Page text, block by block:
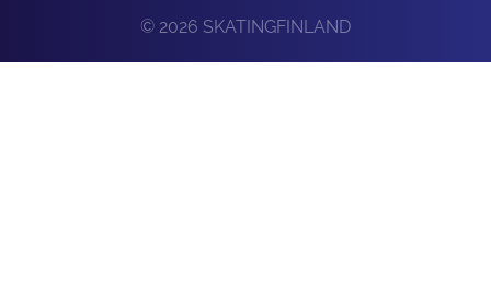
© 2026 SKATINGFINLAND